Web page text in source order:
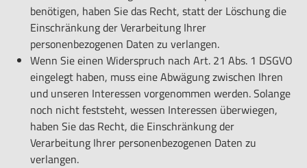
benötigen, haben Sie das Recht, statt der Löschung die
Einschränkung der Verarbeitung Ihrer
personenbezogenen Daten zu verlangen.
Wenn Sie einen Widerspruch nach Art. 21 Abs. 1 DSGVO
eingelegt haben, muss eine Abwägung zwischen Ihren
und unseren Interessen vorgenommen werden. Solange
noch nicht feststeht, wessen Interessen überwiegen,
haben Sie das Recht, die Einschränkung der
Verarbeitung Ihrer personenbezogenen Daten zu
verlangen.